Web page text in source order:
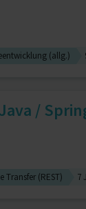
(allg.)
/
Transfer (REST) 7